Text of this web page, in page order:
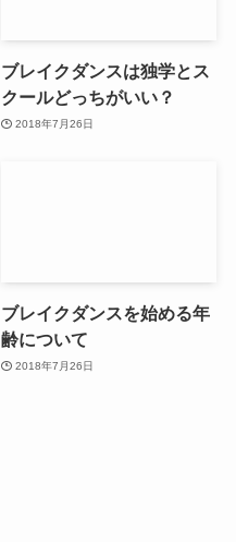
ブレイクダンスは独学とス
クールどっちがいい？
2018年7月26日
ブレイクダンスを始める年
齢について
2018年7月26日